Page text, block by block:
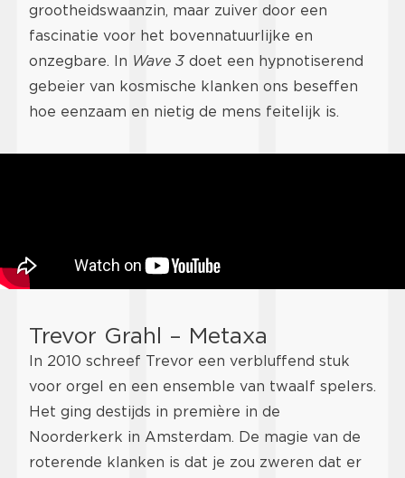
grootheidswaanzin, maar zuiver door een
fascinatie voor het bovennatuurlijke en
onzegbare. In Wave 3 doet een hypnotiserend
gebeier van kosmische klanken ons beseffen
hoe eenzaam en nietig de mens feitelijk is.
Trevor Grahl – Metaxa
In 2010 schreef Trevor een verbluffend stuk
voor orgel en een ensemble van twaalf spelers.
Het ging destijds in première in de
Noorderkerk in Amsterdam. De magie van de
roterende klanken is dat je zou zweren dat er